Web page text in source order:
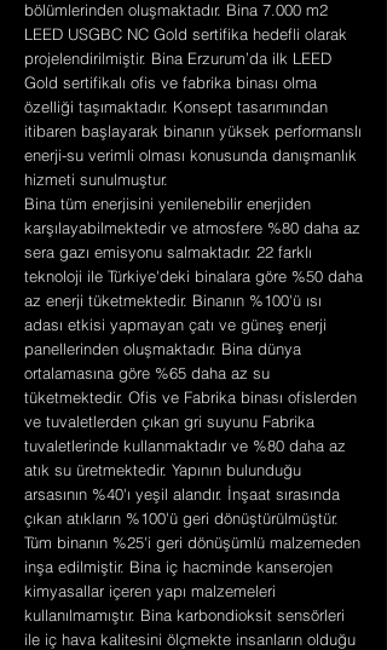
bölümlerinden oluşmaktadır. Bina 7.000 m2
LEED USGBC NC Gold sertifika hedefli olarak
projelendirilmiştir. Bina Erzurum’da ilk LEED
Gold sertifikalı ofis ve fabrika binası olma
özelliği taşımaktadır. Konsept tasarımından
itibaren başlayarak binanın yüksek performanslı
enerji-su verimli olması konusunda danışmanlık
hizmeti sunulmuştur.
Bina tüm enerjisini yenilenebilir enerjiden
karşılayabilmektedir ve atmosfere %80 daha az
sera gazı emisyonu salmaktadır. 22 farklı
teknoloji ile Türkiye'deki binalara göre %50 daha
az enerji tüketmektedir. Binanın %100'ü ısı
adası etkisi yapmayan çatı ve güneş enerji
panellerinden oluşmaktadır. Bina dünya
ortalamasına göre %65 daha az su
tüketmektedir. Ofis ve Fabrika binası ofislerden
ve tuvaletlerden çıkan gri suyunu Fabrika
tuvaletlerinde kullanmaktadır ve %80 daha az
atık su üretmektedir. Yapının bulunduğu
arsasının %40'ı yeşil alandır. İnşaat sırasında
çıkan atıkların %100'ü geri dönüştürülmüştür.
Tüm binanın %25'i geri dönüşümlü malzemeden
inşa edilmiştir. Bina iç hacminde kanserojen
kimyasallar içeren yapı malzemeleri
kullanılmamıştır. Bina karbondioksit sensörleri
ile iç hava kalitesini ölçmekte insanların olduğu